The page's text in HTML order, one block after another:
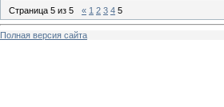
Страница 5 из 5 « 1 2 3 4 5
Полная версия сайта